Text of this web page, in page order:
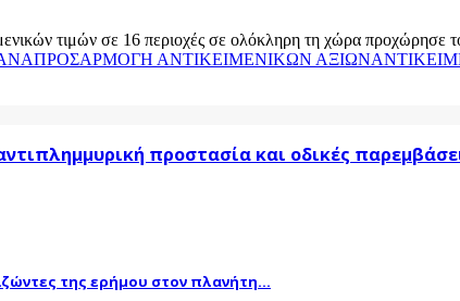
τιμών σε 16 περιοχές σε ολόκληρη τη χώρα προχώρησε
ΑΝΤΙΚΕΙΜΕΝΙΚΩΝ ΑΞΙΩΝ
προστασία και οδικές
της ερήμου στον πλανήτη...